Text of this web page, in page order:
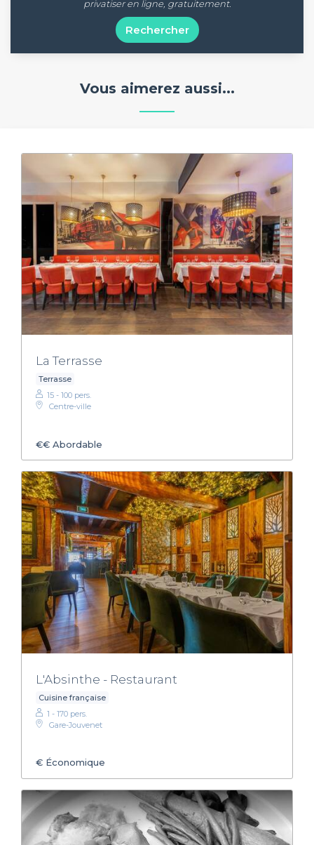
privatiser en ligne, gratuitement.
Rechercher
Vous aimerez aussi...
La Terrasse
Terrasse
15 - 100 pers.
Centre-ville
€€ Abordable
L'Absinthe - Restaurant
Cuisine française
1 - 170 pers.
Gare-Jouvenet
€ Économique